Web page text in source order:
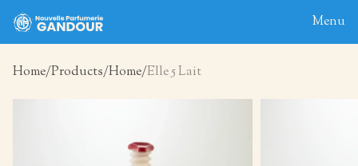
Menu
Home Products Home Elle 5 Lait